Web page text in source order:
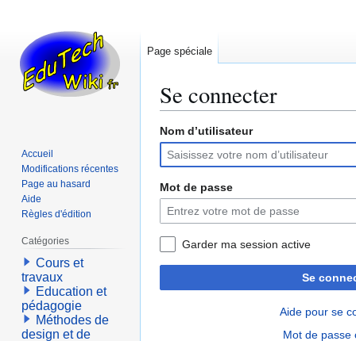
Se connecter
Aller
la
navigation
Aller
la
recherche
Nom d’utilisateur
Mot de passe
Garder ma session active
Se
Aide pour se
Mot de passe
Page spéciale
Accueil
Modifications récentes
Page au hasard
Aide
Règles d'édition
Catégories
Cours et
travaux
Education et
pédagogie
Méthodes de
design et de